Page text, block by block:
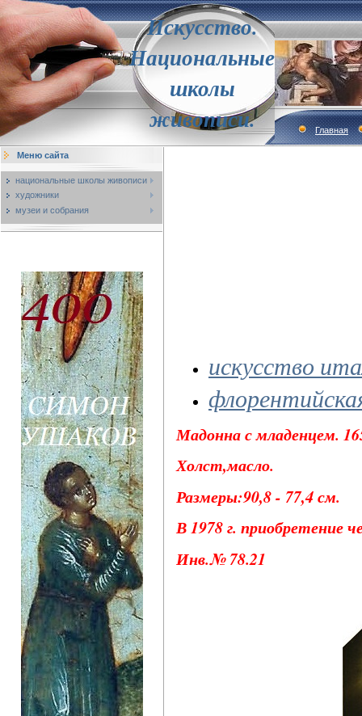
Искусство.
Национальные
школы
живописи.
Главная
Меню сайта
национальные школы живописи
художники
музеи и собрания
искусство
Мадонна с младенцем.
Холст,масло.
Размеры:90,8 - 77,4 см.
В 1978 г. приобретение
Инв.№ 78.21